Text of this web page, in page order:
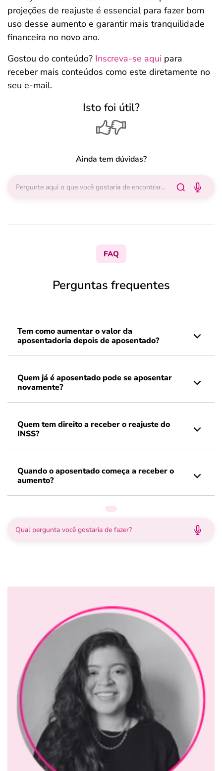
projeções de reajuste é essencial para fazer bom
uso desse aumento e garantir mais tranquilidade
financeira no novo ano.
Gostou do conteúdo? Inscreva-se aqui para
receber mais conteúdos como este diretamente no
seu e-mail.
Isto foi útil?
Ainda tem dúvidas?
FAQ
Perguntas frequentes
Tem como aumentar o valor da
aposentadoria depois de aposentado?
Quem já é aposentado pode se aposentar
novamente?
Quem tem direito a receber o reajuste do
INSS?
Quando o aposentado começa a receber o
aumento?